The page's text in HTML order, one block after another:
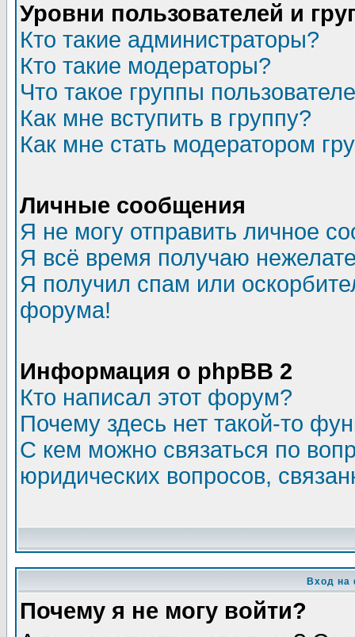
Уровни пользователей и
Кто такие администраторы?
Кто такие модераторы?
Что такое группы
Как мне вступить в группу?
Как мне стать модератором
Личные сообщения
Я не могу отправить личное
Я всё время получаю
Я получил спам или
форума!
Информация о phpBB 2
Кто написал этот форум?
Почему здесь нет такой-то
С кем можно связаться по
юридических вопросов,
Вход на
Почему я не могу войти?